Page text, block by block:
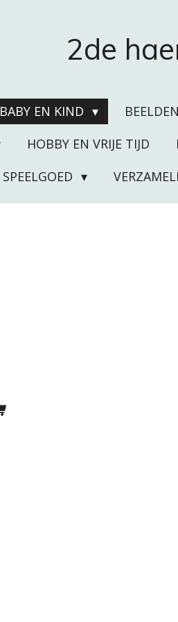
2de
BABY EN KIND
HOBBY EN VRIJE TIJD
SPEELGOED